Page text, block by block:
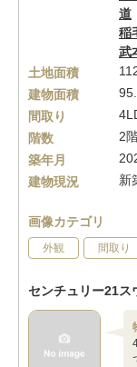
道
稲
武
土地面積
建物面積
間取り
階数
2
築年月
建物現況
新
画像カテゴリ
外観 間取り
センチュリー21ス